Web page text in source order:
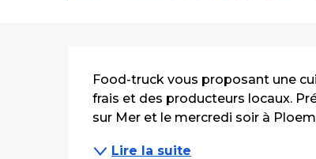
Description
Food-truck vous proposant une
frais et des producteurs locaux.
sur Mer et le mercredi soir à
Lire la suite